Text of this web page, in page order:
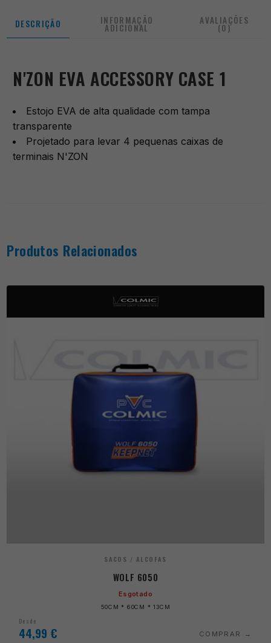
DESCRIÇÃO INFORMAÇÃO
ADICIONAL
AVALIAÇÕES
(0)
N'ZON EVA ACCESSORY CASE 1
Estojo EVA de alta qualidade com tampa
transparente
Projetado para levar 4 pequenas caixas de
terminais N'ZON
Produtos Relacionados
SACOS / ALCOFAS
WOLF 6050
Esgotado
50CM * 60CM * 13CM
Desde
44,99 € COMPRAR